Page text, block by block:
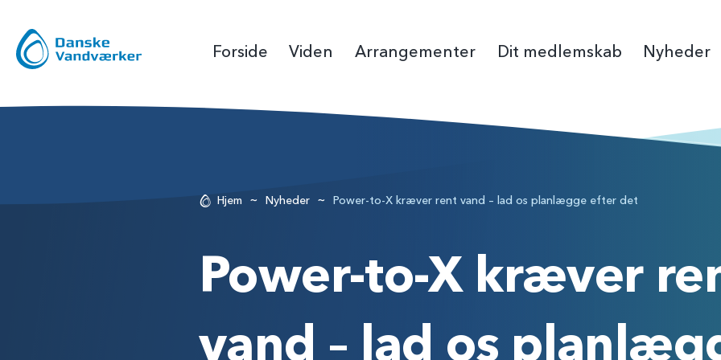
Forside Viden Arrangementer Dit medlemskab
Forsikringer Butik
Nyheder
Nyhedsbreve
Hjem ~ Nyheder ~ Power-to-X kræver rent vand – lad os planlægge efter det
Power-to-X kræver
vand – lad os